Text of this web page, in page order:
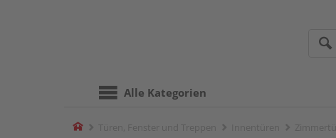
Alle Kategorien
Home